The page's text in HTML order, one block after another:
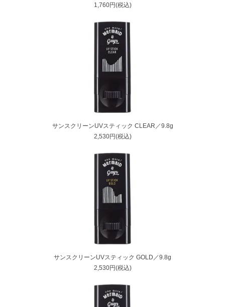
1,760円(税込)
サンスクリーンUVスティック CLEAR／9.8g
2,530円(税込)
サンスクリーンUVスティック GOLD／9.8g
2,530円(税込)